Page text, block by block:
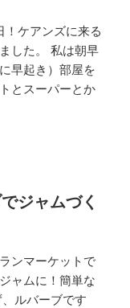
！ケアンズに来る
した。 私は朝早
早起き）部屋を
とスーパーとか
ジャムづく
ンマーケットで
ャムに！簡単な
ルバーブです